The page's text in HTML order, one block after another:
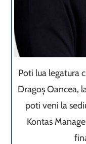
Poti lua legatura
Dragoș Oancea,
poti veni la
Kontas